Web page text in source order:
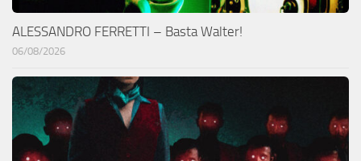
ALESSANDRO FERRETTI – Basta Walter!
06/08/2026